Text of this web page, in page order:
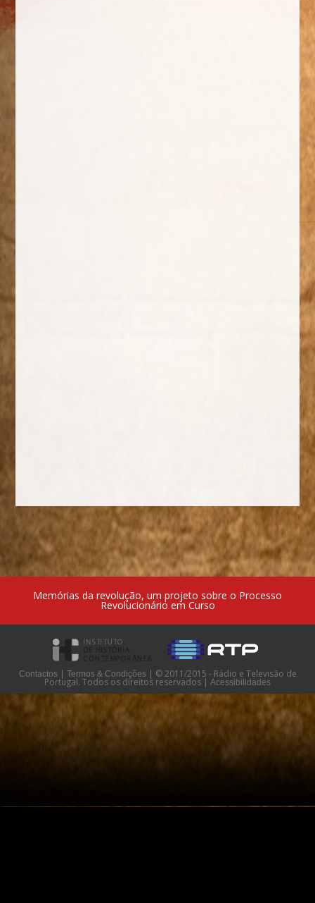
Memórias da revolução, um projeto sobre o Processo
Revolucionário em Curso
Contactos | Termos & Condições | © 2011/2015 - Rádio e Televisão de
Portugal. Todos os direitos reservados | Acessibilidades